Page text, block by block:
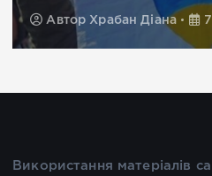
Автор Храбан Діана
Використання матеріалів